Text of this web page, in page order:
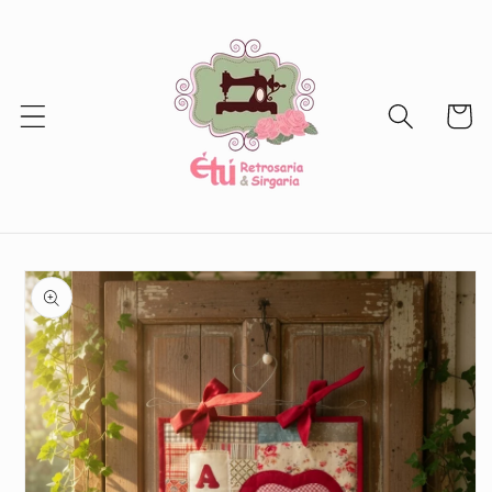
Carrito
directamente
a la
información
del producto